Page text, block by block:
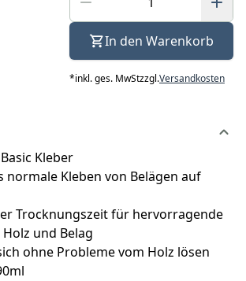
In den Warenkorb
*inkl. ges. MwStzzgl.Versandkosten
Kleber
normale Kleben von Belägen auf
Trocknungszeit für hervorragende
und Belag
ohne Probleme vom Holz lösen